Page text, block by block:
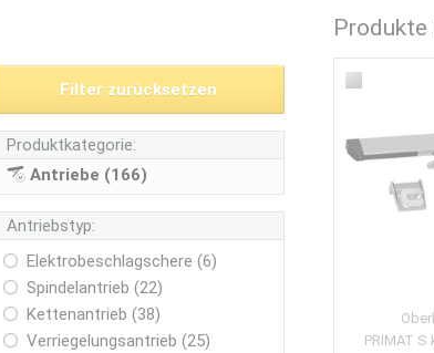
PRIMAT
Filter zurücksetzen
Produktkategorie:
Antriebe (166)
Antriebstyp:
Elektrobeschlagschere (6)
Spindelantrieb (22)
Kettenantrieb (38)
Verriegelungsantrieb (25)